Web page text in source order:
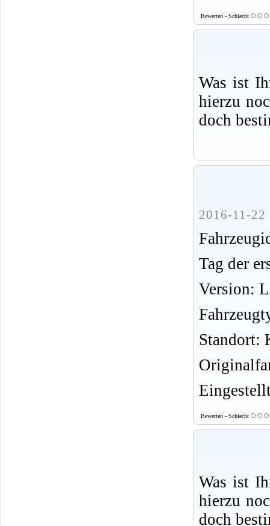
Bewerten - Schlecht
Was ist
hierzu
doch
2016-11-22
Tag der
Version:
Standort:
Bewerten - Schlecht
Was ist
hierzu
doch